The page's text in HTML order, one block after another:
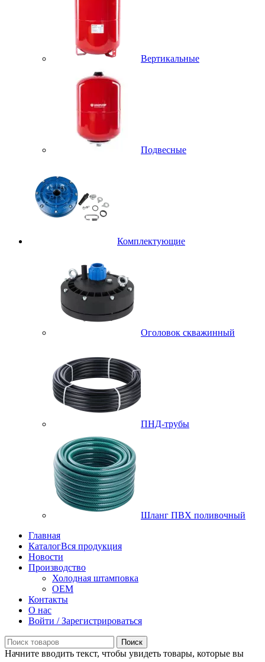
Вертикальные
Подвесные
Комплектующие
Оголовок скважинный
ПНД-трубы
Шланг ПВХ поливочный
Главная
КаталогВся продукция
Новости
Производство
Холодная штамповка
OEM
Контакты
О нас
Войти / Зарегистрироваться
Поиск
Начните вводить текст, чтобы увидеть товары, которые вы